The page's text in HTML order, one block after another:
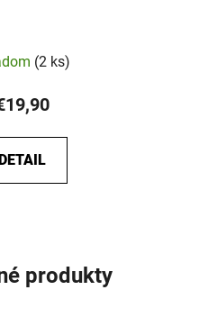
hodnotenie
produktu
je
5,0
z
(2 ks)
produkty